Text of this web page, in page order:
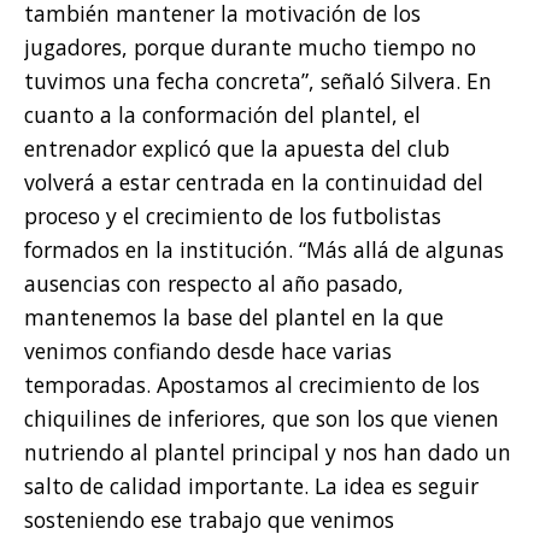
también mantener la motivación de los
jugadores, porque durante mucho tiempo no
tuvimos una fecha concreta”, señaló Silvera. En
cuanto a la conformación del plantel, el
entrenador explicó que la apuesta del club
volverá a estar centrada en la continuidad del
proceso y el crecimiento de los futbolistas
formados en la institución. “Más allá de algunas
ausencias con respecto al año pasado,
mantenemos la base del plantel en la que
venimos confiando desde hace varias
temporadas. Apostamos al crecimiento de los
chiquilines de inferiores, que son los que vienen
nutriendo al plantel principal y nos han dado un
salto de calidad importante. La idea es seguir
sosteniendo ese trabajo que venimos